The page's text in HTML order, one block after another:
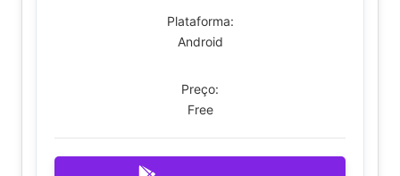
Plataforma:
Android
Preço:
Free